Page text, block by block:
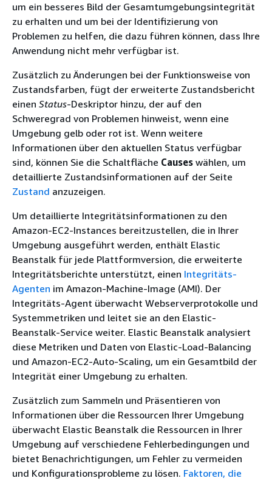
um ein besseres Bild der Gesamtumgebungsintegrität
zu erhalten und um bei der Identifizierung von
Problemen zu helfen, die dazu führen können, dass Ihre
Anwendung nicht mehr verfügbar ist.
Zusätzlich zu Änderungen bei der Funktionsweise von
Zustandsfarben, fügt der erweiterte Zustandsbericht
einen Status-Deskriptor hinzu, der auf den
Schweregrad von Problemen hinweist, wenn eine
Umgebung gelb oder rot ist. Wenn weitere
Informationen über den aktuellen Status verfügbar
sind, können Sie die Schaltfläche Causes wählen, um
detaillierte Zustandsinformationen auf der Seite
Zustand anzuzeigen.
Um detaillierte Integritätsinformationen zu den
Amazon-EC2-Instances bereitzustellen, die in Ihrer
Umgebung ausgeführt werden, enthält Elastic
Beanstalk für jede Plattformversion, die erweiterte
Integritätsberichte unterstützt, einen Integritäts-
Agenten im Amazon-Machine-Image (AMI). Der
Integritäts-Agent überwacht Webserverprotokolle und
Systemmetriken und leitet sie an den Elastic-
Beanstalk-Service weiter. Elastic Beanstalk analysiert
diese Metriken und Daten von Elastic-Load-Balancing
und Amazon-EC2-Auto-Scaling, um ein Gesamtbild der
Integrität einer Umgebung zu erhalten.
Zusätzlich zum Sammeln und Präsentieren von
Informationen über die Ressourcen Ihrer Umgebung
überwacht Elastic Beanstalk die Ressourcen in Ihrer
Umgebung auf verschiedene Fehlerbedingungen und
bietet Benachrichtigungen, um Fehler zu vermeiden
und Konfigurationsprobleme zu lösen. Faktoren, die